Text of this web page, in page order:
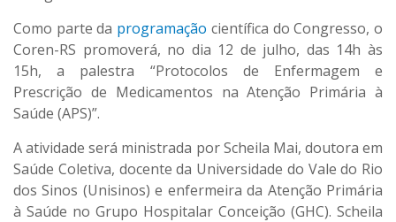
Como parte da programação científica do Congresso, o
Coren-RS promoverá, no dia 12 de julho, das 14h às
15h, a palestra “Protocolos de Enfermagem e
Prescrição de Medicamentos na Atenção Primária à
Saúde (APS)”.
A atividade será ministrada por Scheila Mai, doutora em
Saúde Coletiva, docente da Universidade do Vale do Rio
dos Sinos (Unisinos) e enfermeira da Atenção Primária
à Saúde no Grupo Hospitalar Conceição (GHC). Scheila